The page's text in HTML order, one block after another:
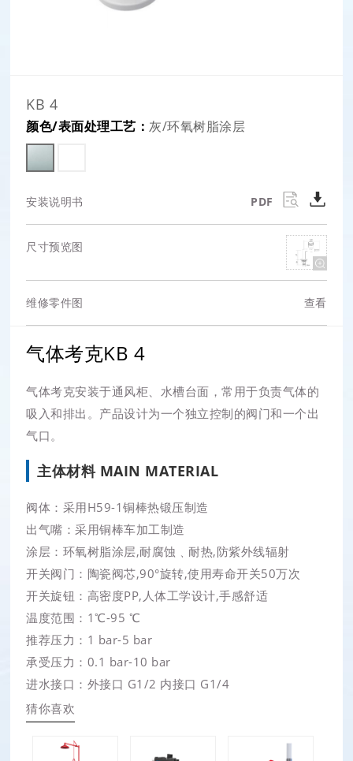
KB 4
颜色/表面处理工艺： 灰/环氧树脂涂层
安装说明书 PDF
尺寸预览图
维修零件图 查看
气体考克KB 4
气体考克安装于通风柜、水槽台面，常用于负责气体的
吸入和排出。产品设计为一个独立控制的阀门和一个出
气口。
主体材料 MAIN MATERIAL
阀体：采用H59-1铜棒热锻压制造
出气嘴：采用铜棒车加工制造
涂层：环氧树脂涂层,耐腐蚀﹑耐热,防紫外线辐射
开关阀门：陶瓷阀芯,90°旋转,使用寿命开关50万次
开关旋钮：高密度PP,人体工学设计,手感舒适
温度范围：1℃-95 ℃
推荐压力：1 bar-5 bar
承受压力：0.1 bar-10 bar
进水接口：外接口 G1/2 内接口 G1/4
猜你喜欢